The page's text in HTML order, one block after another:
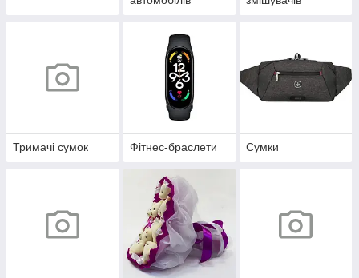
Тримачі сумок Фітнес-браслети Сумки